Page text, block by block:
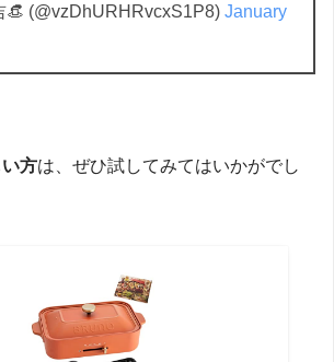
👒 (@vzDhURHRvcxS1P8) January
方は、ぜひ試してみてはいかがでし